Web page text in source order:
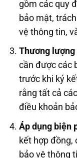
gồm các quy
bảo mật,
vệ thông tin,
Thương lượng
cần được các
trước khi ký
rằng tất cả
điều khoản
Áp dụng biện
kết hợp đồng,
bảo vệ thông